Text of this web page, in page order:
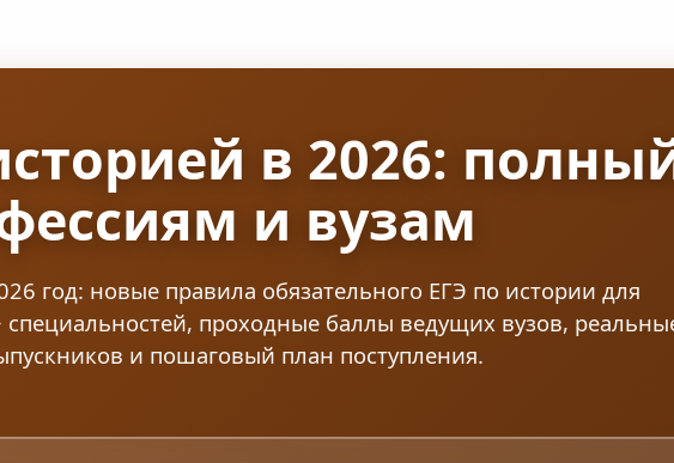
в 2026:
и вузам
год: новые правила обязательного ЕГЭ по истории для
специальностей, проходные баллы ведущих вузов,
и пошаговый план поступления.